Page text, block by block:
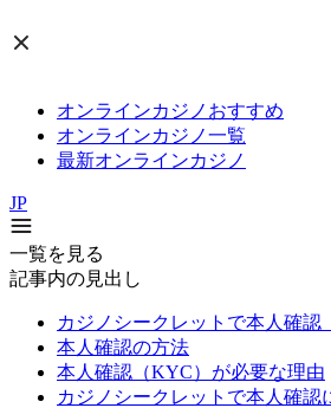
オンラインカジノおすすめ
オンラインカジノ一覧
最新オンラインカジノ
JP
一覧を見る
記事内の見出し
カジノシークレットで本人確認
本人確認の方法
本人確認（KYC）が必要な理由
カジノシークレットで本人確認